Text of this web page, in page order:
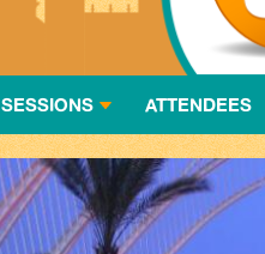
SESSIONS ATTENDEES